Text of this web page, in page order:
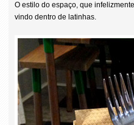
O estilo do espaço, que
vindo dentro de latinhas.